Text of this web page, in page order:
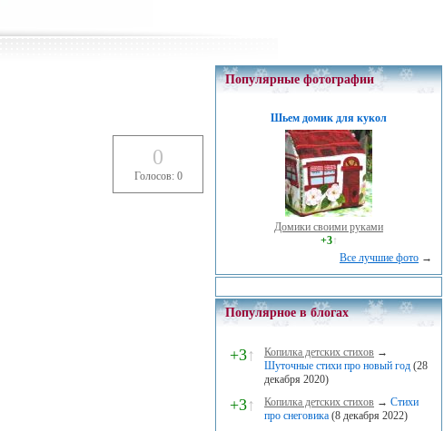
0
Голосов: 0
Популярные фотографии
Шьем домик для кукол
Домики своими руками
+3↑
Все лучшие фото →
Популярное в блогах
+3↑ Копилка детских стихов →
Шуточные стихи про новый год (28
декабря 2020)
+3↑ Копилка детских стихов → Стихи
про снеговика (8 декабря 2022)